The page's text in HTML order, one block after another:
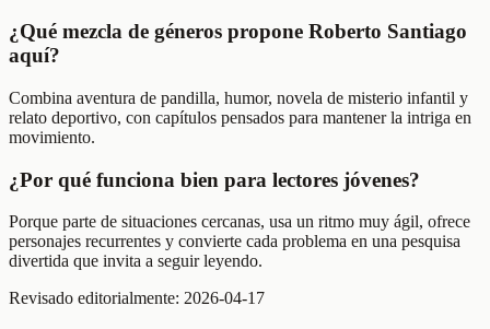
¿Qué mezcla de géneros propone Roberto Santiago
aquí?
Combina aventura de pandilla, humor, novela de misterio infantil y
relato deportivo, con capítulos pensados para mantener la intriga en
movimiento.
¿Por qué funciona bien para lectores jóvenes?
Porque parte de situaciones cercanas, usa un ritmo muy ágil, ofrece
personajes recurrentes y convierte cada problema en una pesquisa
divertida que invita a seguir leyendo.
Revisado editorialmente: 2026-04-17